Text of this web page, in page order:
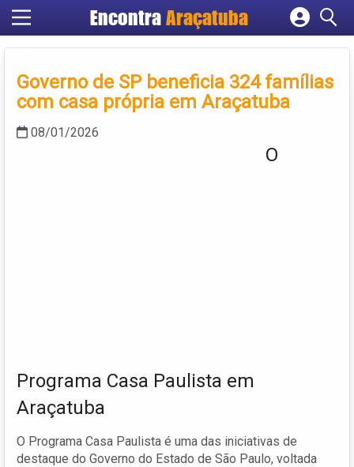
Encontra Araçatuba
Cadastrar empresa
Criar conta
Governo de SP beneficia 324 famílias
com casa própria em Araçatuba
08/01/2026
O
Programa Casa Paulista em
Araçatuba
O Programa Casa Paulista é uma das iniciativas de
destaque do Governo do Estado de São Paulo, voltada